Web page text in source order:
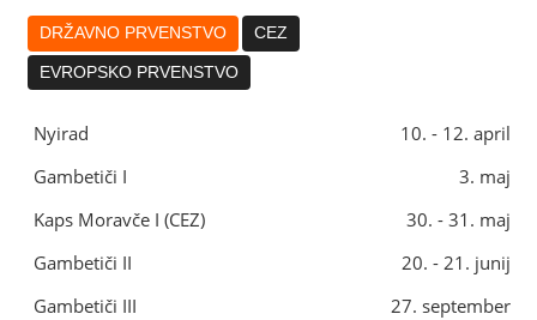
DRŽAVNO PRVENSTVO CEZ
EVROPSKO PRVENSTVO
Nyirad
10. - 12. april
Gambetiči I
3. maj
Kaps Moravče I (CEZ)
30. - 31. maj
Gambetiči II
20. - 21. junij
Gambetiči III
27. september